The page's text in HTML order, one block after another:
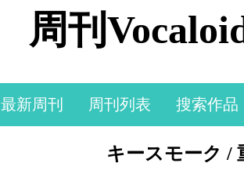
周刊
最新周刊 周刊列表 搜索作品
キースモーク /